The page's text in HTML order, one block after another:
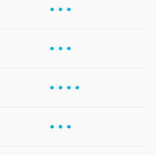
• • •
• • •
• • • •
• • •